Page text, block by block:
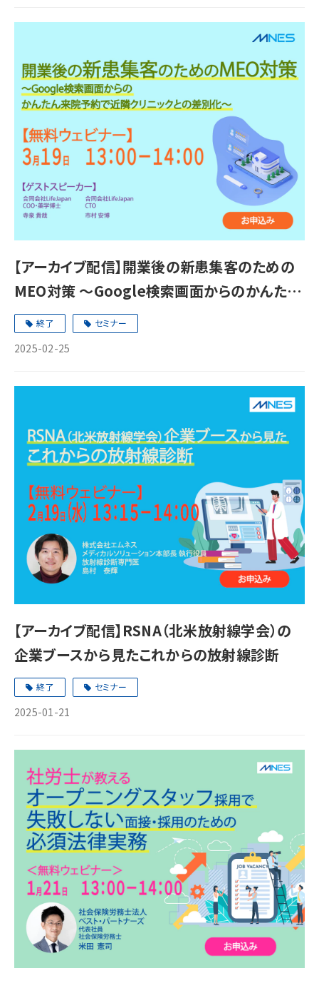
【アーカイブ配信】開業後の新患集客のための
MEO対策 ～Google検索画面からのかんたん
来院予約で近隣クリニックとの差別化～
終了 セミナー
2025-02-25
【アーカイブ配信】RSNA（北米放射線学会）の
企業ブースから見たこれからの放射線診断
終了 セミナー
2025-01-21